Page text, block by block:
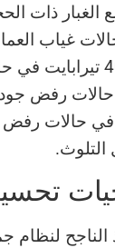
الغبار ذات
غياب
بمقدار 25-401
رفض جودة
في حالات
الناجح لنظام